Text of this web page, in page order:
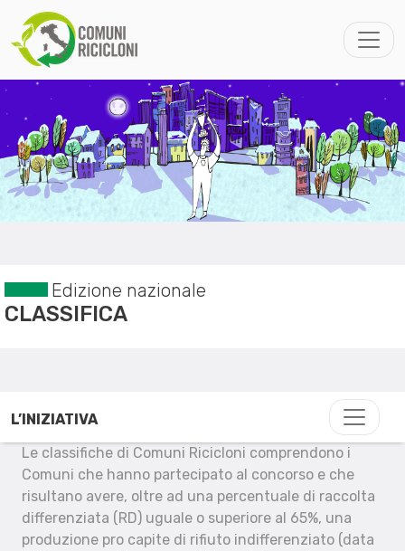
Edizione nazionale
CLASSIFICA
L’INIZIATIVA
Le classifiche di Comuni Ricicloni comprendono i
Comuni che hanno partecipato al concorso e che
risultano avere, oltre ad una percentuale di raccolta
differenziata (RD) uguale o superiore al 65%, una
produzione pro capite di rifiuto indifferenziato (data